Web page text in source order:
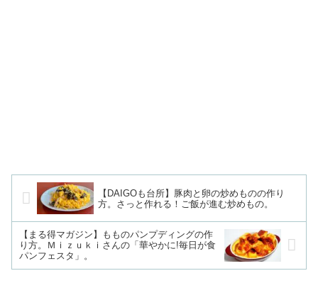
【DAIGOも台所】豚肉と卵の炒めものの作り
方。さっと作れる！ご飯が進む炒めもの。
【まる得マガジン】もものパンプディングの作
り方。Ｍｉｚｕｋｉさんの「華やかに!毎日が食
パンフェスタ」。